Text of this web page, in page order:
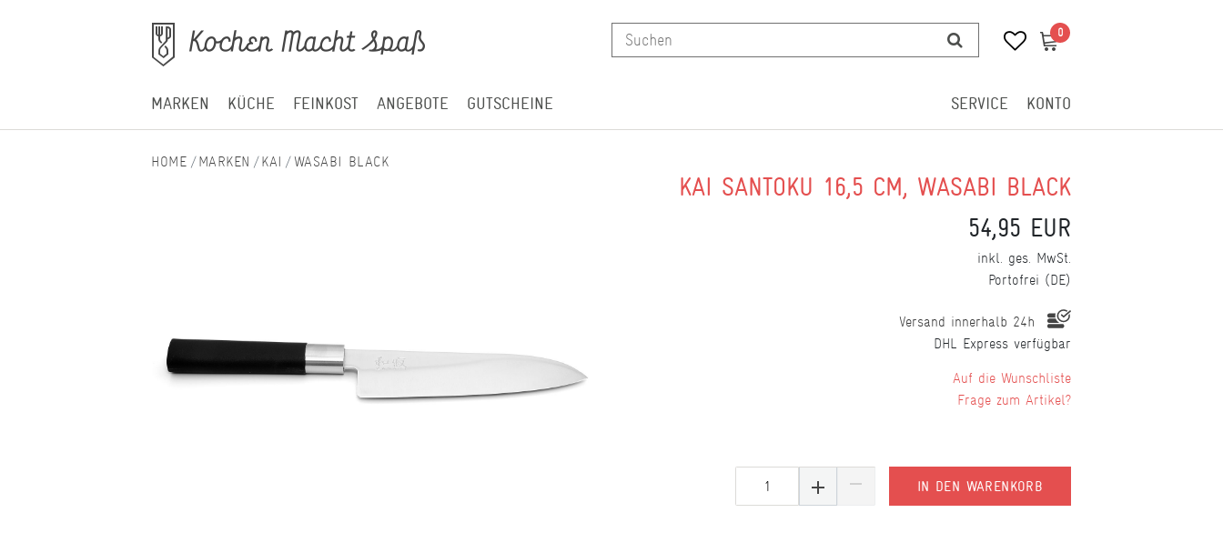
0 0
MARKEN KÜCHE FEINKOST ANGEBOTE GUTSCHEINE SERVICE KONTO
MARKEN KAI WASABI BLACK
KAI SANTOKU 16,5 CM, WASABI BLACK
54,95 EUR
inkl. ges. MwSt.
Portofrei (DE)
Versand innerhalb 24h
DHL Express verfügbar
IN DEN WARENKORB
Wunschliste
Frage zum Artikel?